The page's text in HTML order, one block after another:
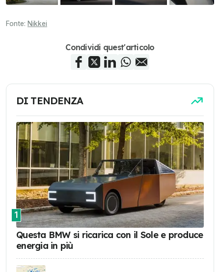
Fonte: Nikkei
Condividi quest'articolo
DI TENDENZA
1
Questa BMW si ricarica con il Sole e produce
energia in più